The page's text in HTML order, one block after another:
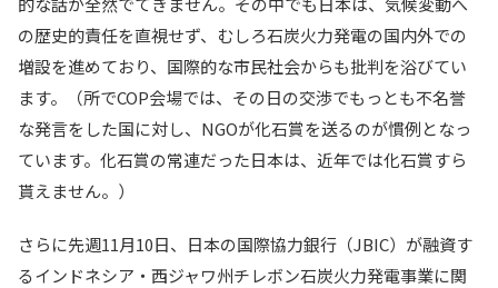
の歴史的責任を直視せず、むしろ石炭火力発電の国内外での
増設を進めており、国際的な市民社会からも批判を浴びてい
ます。（所でCOP会場では、その日の交渉でもっとも不名誉
な発言をした国に対し、NGOが化石賞を送るのが慣例となっ
ています。化石賞の常連だった日本は、近年では化石賞すら
貰えません。）
さらに先週11月10日、日本の国際協力銀行（JBIC）が融資す
るインドネシア・西ジャワ州チレボン石炭火力発電事業に関